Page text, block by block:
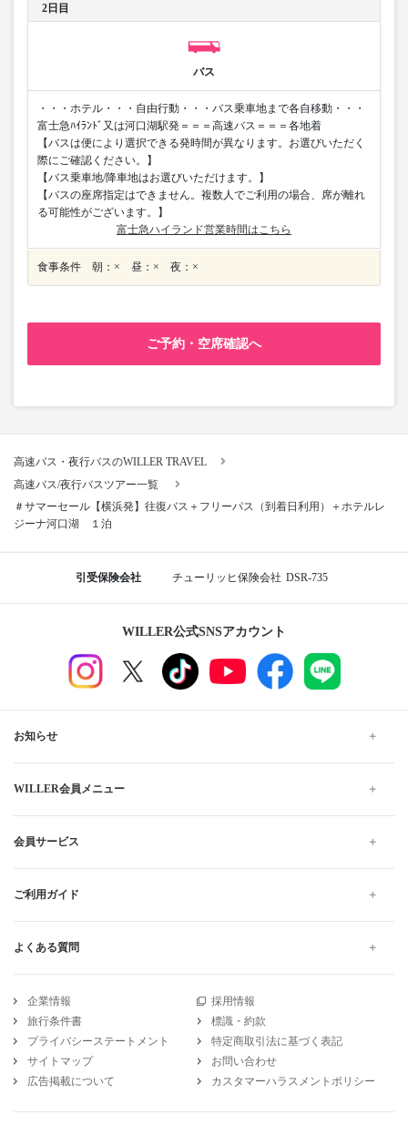
2日目
バス
・・・ホテル・・・自由行動・・・バス乗車地まで各自移動・・・
富士急ﾊｲﾗﾝﾄﾞ又は河口湖駅発＝＝＝高速バス＝＝＝各地着
【バスは便により選択できる発時間が異なります。お選びいただく
際にご確認ください。】
【バス乗車地/降車地はお選びいただけます。】
【バスの座席指定はできません。複数人でご利用の場合、席が離れ
る可能性がございます。】
富士急ハイランド営業時間はこちら
食事条件 朝：× 昼：× 夜：×
ご予約・空席確認へ
高速バス・夜行バスのWILLER TRAVEL
高速バス/夜行バスツアー一覧
＃サマーセール【横浜発】往復バス＋フリーパス（到着日利用）＋ホテルレ
ジーナ河口湖 １泊
引受保険会社 チューリッヒ保険会社 DSR-735
WILLER公式SNSアカウント
お知らせ
WILLER会員メニュー
会員サービス
ご利用ガイド
よくある質問
企業情報
採用情報
旅行条件書
標識・約款
プライバシーステートメント
特定商取引法に基づく表記
サイトマップ
お問い合わせ
広告掲載について
カスタマーハラスメントポリシー